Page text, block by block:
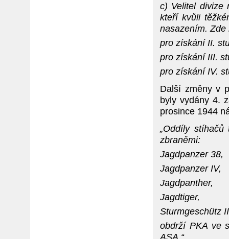
c) Velitel divize
kteří kvůli
nasazením.
pro získání II.
pro získání III.
pro získání IV.
Další změny v
byly vydány 4.
prosince 1944
„Oddíly stíhačů
zbraněmi:
Jagdpanzer 38,
Jagdpanzer IV,
Jagdpanther,
Jagdtiger,
Sturmgeschütz
obdrží PKA ve